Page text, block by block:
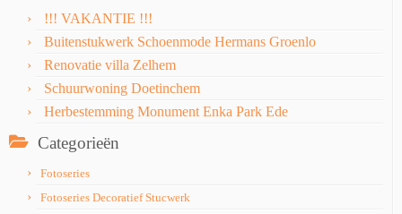
!!! VAKANTIE !!!
Buitenstukwerk Schoenmode Hermans Groenlo
Renovatie villa Zelhem
Schuurwoning Doetinchem
Herbestemming Monument Enka Park Ede
Categorieën
Fotoseries
Fotoseries Decoratief Stucwerk